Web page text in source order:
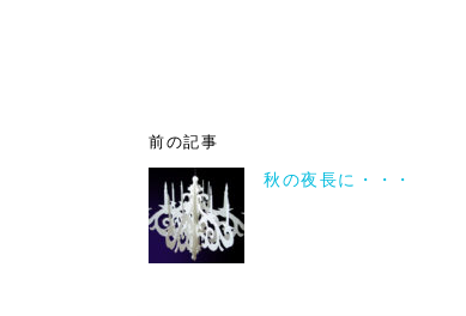
前の記事
秋の夜長に・・・